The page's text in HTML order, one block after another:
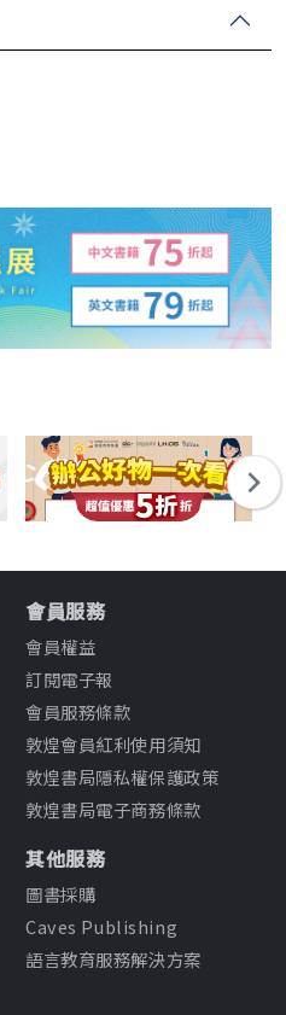
會員服務
會員權益
訂閱電子報
會員服務條款
敦煌會員紅利使用須知
敦煌書局隱私權保護政策
敦煌書局電子商務條款
其他服務
圖書採購
Caves Publishing
語言教育服務解決方案